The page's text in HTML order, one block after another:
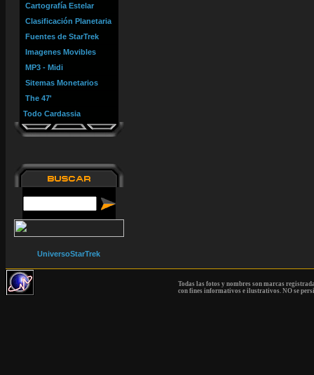
Cartografía Estelar
Clasificación Planetaria
Fuentes de StarTrek
Imagenes Movibles
MP3 - Midi
Sitemas Monetarios
The 47'
Todo Cardassia
UniversoStarTrek
Todas las fotos y nombres son marcas
con fines informativos e ilustrativos. NO se